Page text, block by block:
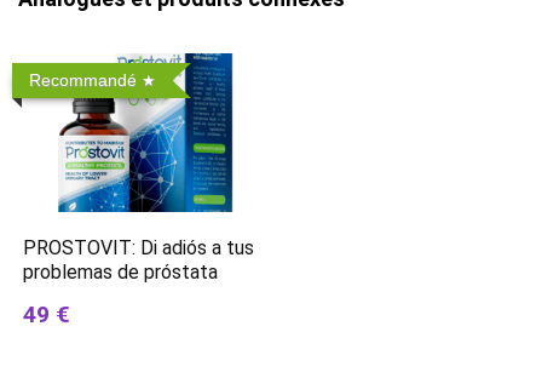
Recommandé
PROSTOVIT: Di adiós a tus
problemas de próstata
49 €